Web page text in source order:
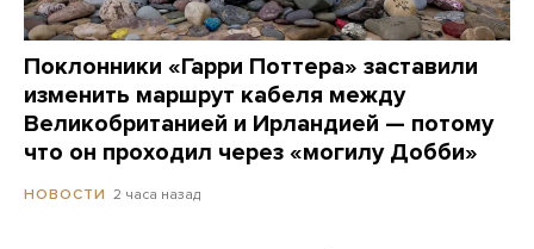
Поклонники «Гарри Поттера» заставили
изменить маршрут кабеля между
Великобританией и Ирландией — потому
что он проходил через «могилу Добби»
НОВОСТИ 2 часа назад